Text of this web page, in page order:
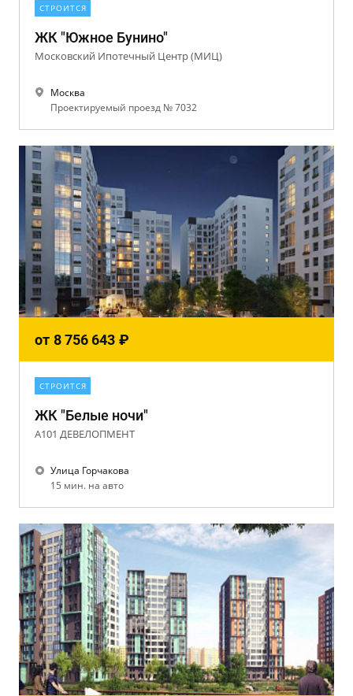
СТРОИТСЯ
ЖК "Южное Бунино"
Московский Ипотечный Центр (МИЦ)
Москва
Проектируемый проезд № 7032
от 8 756 643 ₽
СТРОИТСЯ
ЖК "Белые ночи"
А101 ДЕВЕЛОПМЕНТ
Улица Горчакова
15 мин. на авто